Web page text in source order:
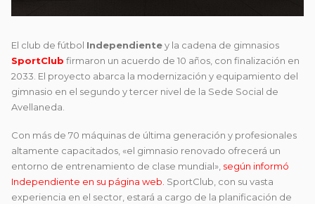
El club de fútbol Independientey la cadena de gimnasios
SportClub firmaron un acuerdo de 10 años, con finalización en
2033. El proyecto abarca la modernización y equipamiento del
gimnasio en el segundo y tercer nivel de la Sede Social de
Avellaneda.
Con más de 70 máquinas de última generación y profesionales
altamente capacitados, «el gimnasio renovado ofrecerá un
entorno de entrenamiento de clase mundial», según informó
Independiente en su página web. SportClub, con su vasta
experiencia en el sector, estará a cargo de la planificación de